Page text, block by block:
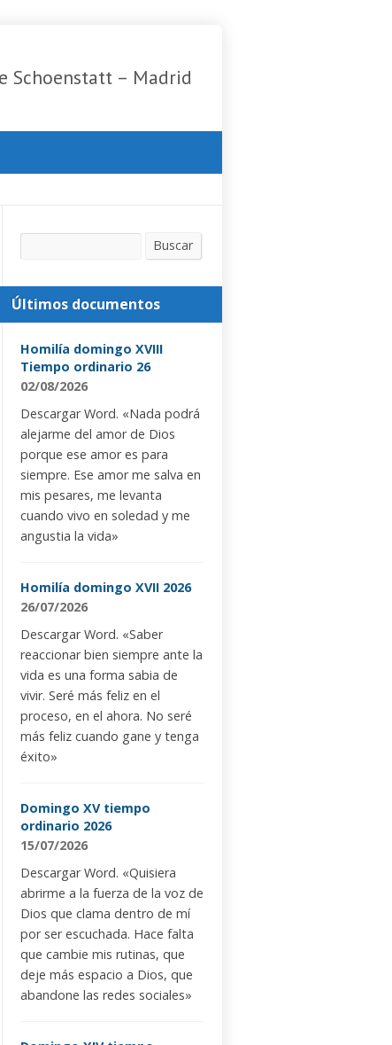
Schoenstatt – Madrid
Buscar
Últimos documentos
Homilía domingo XVIII
Tiempo ordinario 26
02/08/2026
Descargar Word. «Nada podrá
alejarme del amor de Dios
porque ese amor es para
siempre. Ese amor me salva en
mis pesares, me levanta
cuando vivo en soledad y me
angustia la vida»
Homilía domingo XVII 2026
26/07/2026
Descargar Word. «Saber
reaccionar bien siempre ante la
vida es una forma sabia de
vivir. Seré más feliz en el
proceso, en el ahora. No seré
más feliz cuando gane y tenga
éxito»
Domingo XV tiempo
ordinario 2026
15/07/2026
Descargar Word. «Quisiera
abrirme a la fuerza de la voz de
Dios que clama dentro de mí
por ser escuchada. Hace falta
que cambie mis rutinas, que
deje más espacio a Dios, que
abandone las redes sociales»